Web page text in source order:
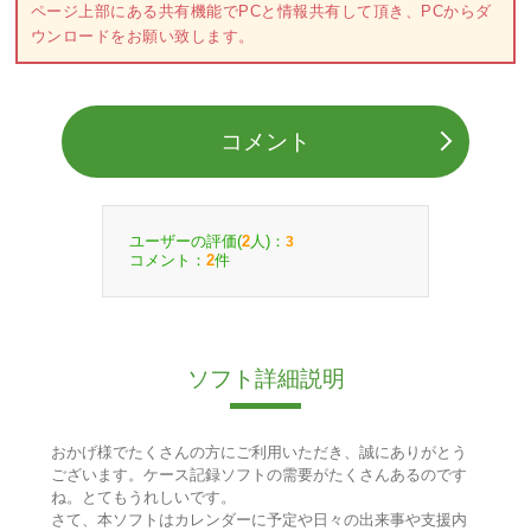
ページ上部にある共有機能でPCと情報共有して頂き、PCからダ
ウンロードをお願い致します。
コメント
ユーザーの評価(2 人)： 3
コメント： 2件
ソフト詳細説明
おかげ様でたくさんの方にご利用いただき、誠にありがとう
ございます。ケース記録ソフトの需要がたくさんあるのです
ね。とてもうれしいです。
さて、本ソフトはカレンダーに予定や日々の出来事や支援内